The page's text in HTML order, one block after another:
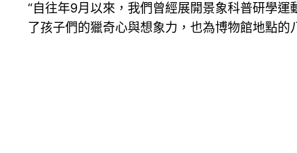
“自往年9月以來，我們曾經展開景象科普研學
了孩子們的獵奇心與想象力，也為博物館地點的